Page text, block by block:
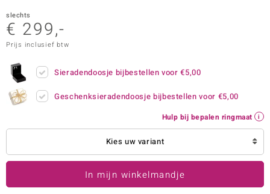
Paraíso
Collection
slechts
€ 299,-
Prijs inclusief btw
Sieradendoosje bijbestellen voor€5,00
Geschenksieradendoosje bijbestellen voor €5,00
Hulp bij bepalen ringmaat
Kies uw variant
In mijn winkelmandje